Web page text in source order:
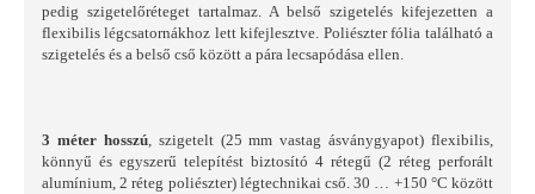
pedig szigetelőréteget tartalmaz. A belső szigetelés kifejezetten a
flexibilis légcsatornákhoz lett kifejlesztve. Poliészter fólia található a
szigetelés és a belső cső között a pára lecsapódása ellen.
3 méter hosszú, szigetelt (25 mm vastag ásványgyapot) flexibilis,
könnyű és egyszerű telepítést biztosító 4 rétegű (2 réteg perforált
alumínium, 2 réteg poliészter) légtechnikai cső. 30 … +150 °C között